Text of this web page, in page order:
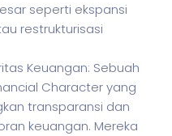
seperti ekspansi
restrukturisasi
Keuangan: Sebuah
Character yang
transparansi dan
keuangan. Mereka